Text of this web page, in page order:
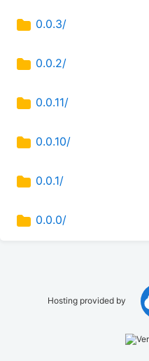
0.0.3/
0.0.2/
0.0.11/
0.0.10/
0.0.1/
0.0.0/
Hosting provided by